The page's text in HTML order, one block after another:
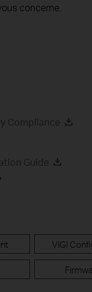
concerne.
Compliance
Guide
VIGI